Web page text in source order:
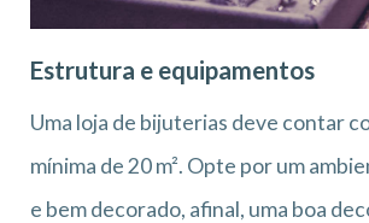
Estrutura e equipamentos
Uma loja de bijuterias deve contar
mínima de 20 m². Opte por um
e bem decorado, afinal, uma boa